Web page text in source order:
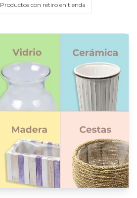
Productos con retiro en tienda